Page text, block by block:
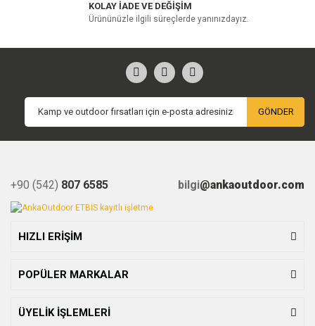
KOLAY İADE VE DEĞİŞİM
Ürününüzle ilgili süreçlerde yanınızdayız.
GÖNDER
+90 (542) 807 6585 bilgi@ankaoutdoor.com
HIZLI ERİŞİM
POPÜLER MARKALAR
ÜYELİK İŞLEMLERİ